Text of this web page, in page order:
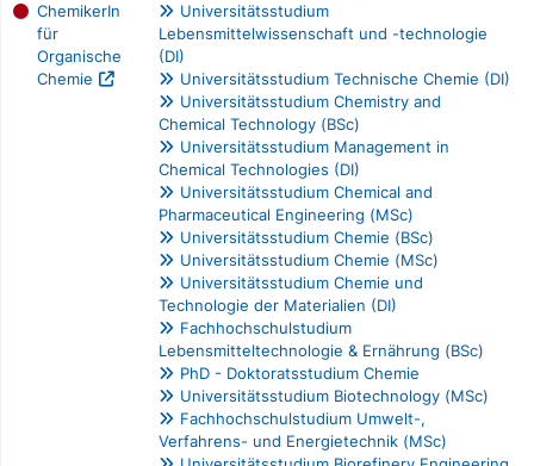
ChemikerIn
für
Organische
Chemie
Universitätsstudium
Lebensmittelwissenschaft und -technologie
(DI)
Universitätsstudium Technische Chemie (DI)
Universitätsstudium Chemistry and
Chemical Technology (BSc)
Universitätsstudium Management in
Chemical Technologies (DI)
Universitätsstudium Chemical and
Pharmaceutical Engineering (MSc)
Universitätsstudium Chemie (BSc)
Universitätsstudium Chemie (MSc)
Universitätsstudium Chemie und
Technologie der Materialien (DI)
Fachhochschulstudium
Lebensmitteltechnologie & Ernährung (BSc)
PhD - Doktoratsstudium Chemie
Universitätsstudium Biotechnology (MSc)
Fachhochschulstudium Umwelt-,
Verfahrens- und Energietechnik (MSc)